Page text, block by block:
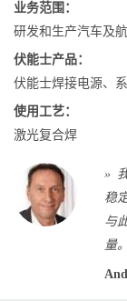
业务范围：
研发和生产汽车及
伏能士产品：
伏能士焊接电源、
使用工艺：
激光复合焊
»
稳
与
量